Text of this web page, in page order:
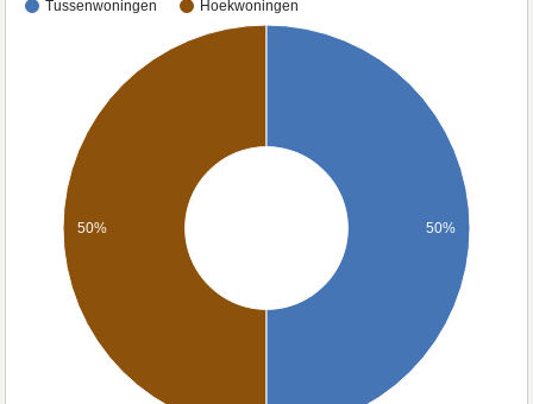
Tussenwoningen Hoekwoningen
50% 50%